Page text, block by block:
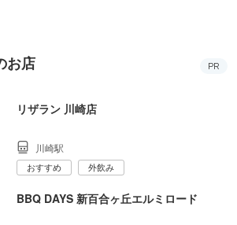
お店 PR
リザラン 川崎店
川崎駅
おすすめ 外飲み
BBQ DAYS 新百合ヶ丘エルミロード